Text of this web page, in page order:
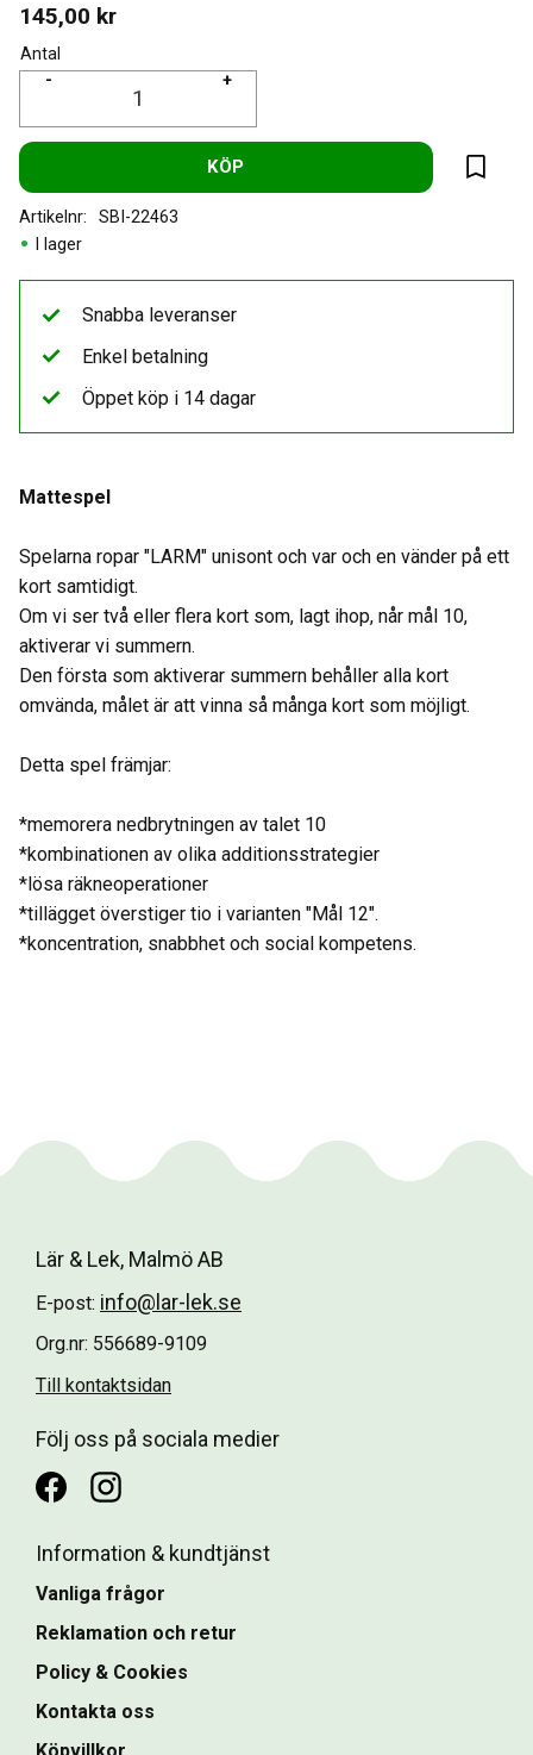
145,00 kr
Antal
+
-
KÖP
Lägg
I lager
Artikelnr SBI-22463
Mattespel
Spelarna ropar "LARM" unisont och var och en vänder på ett
kort samtidigt.
Om vi ser två eller flera kort som, lagt ihop, når mål 10,
aktiverar vi summern.
Den första som aktiverar summern behåller alla kort
omvända, målet är att vinna så många kort som möjligt.
Detta spel främjar:
*memorera nedbrytningen av talet 10
*kombinationen av olika additionsstrategier
*lösa räkneoperationer
*tillägget överstiger tio i varianten "Mål 12".
*koncentration, snabbhet och social kompetens.
Snabba leveranser
Enkel betalning
Öppet köp i 14 dagar
Lär & Lek, Malmö AB
E-post: info@lar-lek.se
Org.nr: 556689-9109
Till kontaktsidan
Följ oss på sociala medier
Information & kundtjänst
Vanliga frågor
Reklamation och retur
Policy & Cookies
Kontakta oss